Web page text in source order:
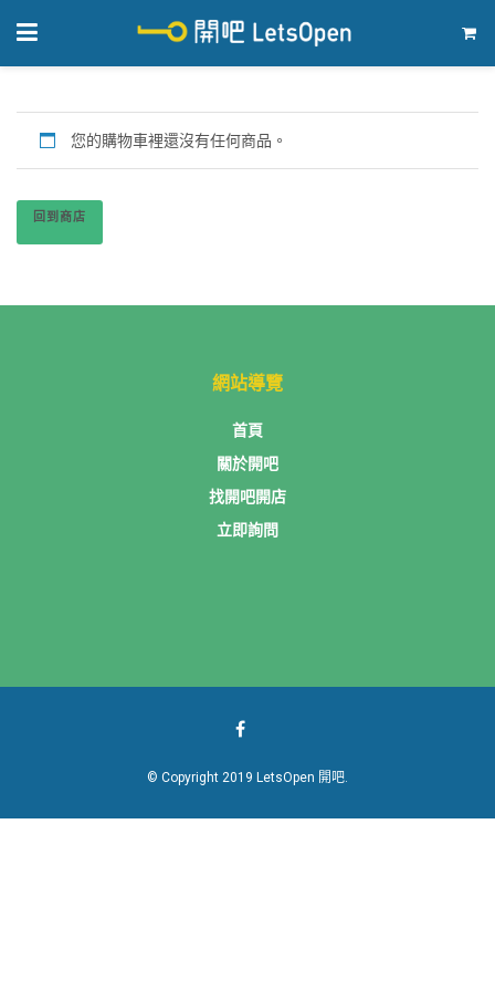
您的購物車裡還沒有任何商品。
回到商店
網站導覽
首頁
關於開吧
找開吧開店
立即詢問
© Copyright 2019 LetsOpen 開吧.